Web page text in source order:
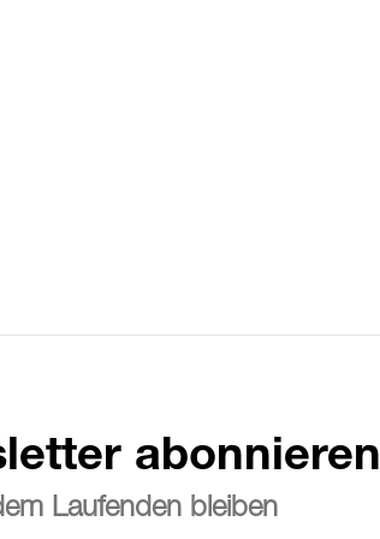
abonnieren
Laufenden bleiben